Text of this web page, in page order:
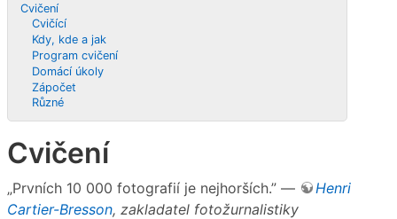
Cvičení
Cvičící
Kdy, kde a jak
Program cvičení
Domácí úkoly
Zápočet
Různé
Cvičení
„Prvních 10 000 fotografií je nejhorších.” —
Henri
Cartier-Bresson, zakladatel fotožurnalistiky